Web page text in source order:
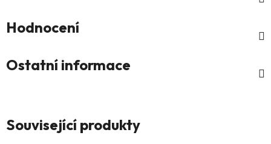
Hodnocení
Ostatní informace
Související produkty